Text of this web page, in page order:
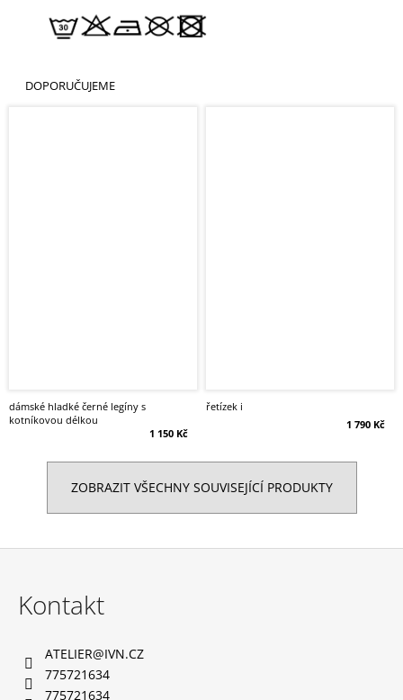
DOPORUČUJEME
dámské hladké černé legíny s
kotníkovou délkou
1 150 Kč
řetízek i
1 790 Kč
ZOBRAZIT VŠECHNY SOUVISEJÍCÍ PRODUKTY
Kontakt
ATELIER@IVN.CZ
775721634
775721634